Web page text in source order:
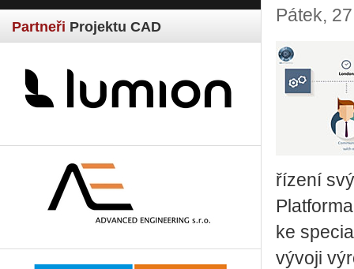
Partneři Projektu CAD
Pátek,
řízení
ke
vývoji